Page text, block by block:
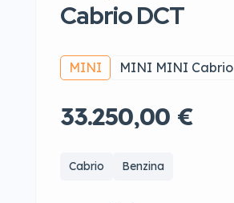
Cabrio DCT
MINI MINI MINI Cabrio
33.250,00 €
Cabrio Benzina